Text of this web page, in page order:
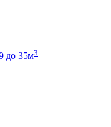
до 35м3